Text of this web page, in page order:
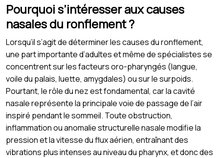
Pourquoi s’intéresser aux causes
nasales du ronflement ?
Lorsqu’il s’agit de déterminer les causes du ronflement,
une part importante d’adultes et même de spécialistes se
concentrent sur les facteurs oro-pharyngés (langue,
voile du palais, luette, amygdales) ou sur le surpoids.
Pourtant, le rôle du nez est fondamental, car la cavité
nasale représente la principale voie de passage de l’air
inspiré pendant le sommeil. Toute obstruction,
inflammation ou anomalie structurelle nasale modifie la
pression et la vitesse du flux aérien, entraînant des
vibrations plus intenses au niveau du pharynx, et donc des